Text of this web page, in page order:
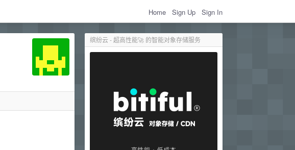
Home Sign Up Sign In
缤纷云 - 超高性能🚀 的智能对象存储服务